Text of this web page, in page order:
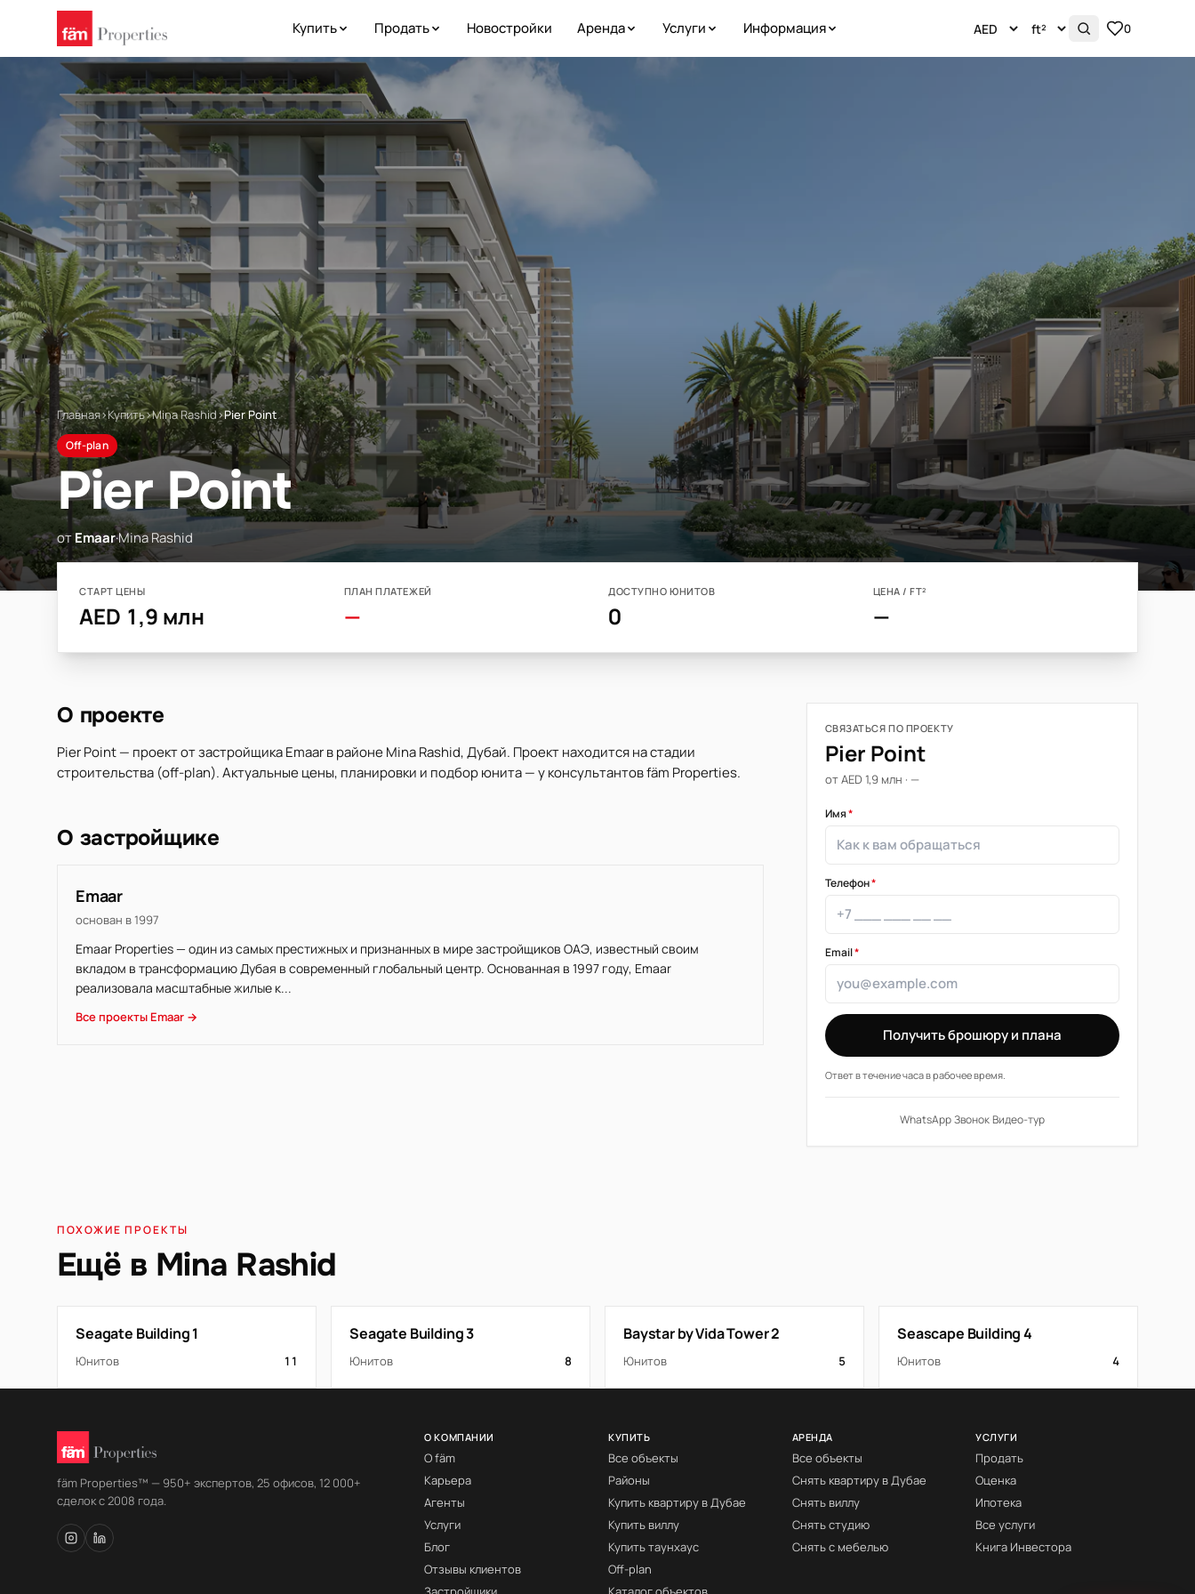
Купить Продать Новостройки Аренда Услуги Информация 0
Главная›Купить›Mina Rashid›Pier Point
Off-plan
Pier Point
отEmaar·Mina Rashid
СТАРТ ЦЕНЫ
AED 1,9 млн
ПЛАН ПЛАТЕЖЕЙ
—
ДОСТУПНО ЮНИТОВ
0
ЦЕНА / FT²
—
О проекте
Pier Point — проект от застройщика Emaar в районе Mina Rashid, Дубай. Проект находится на стадии
строительства (off-plan). Актуальные цены, планировки и подбор юнита — у консультантов fäm Properties.
О застройщике
Emaar
основан в 1997
Emaar Properties — один из самых престижных и признанных в мире застройщиков ОАЭ, известный своим
вкладом в трансформацию Дубая в современный глобальный центр. Основанная в 1997 году, Emaar
реализовала масштабные жилые к...
Все проекты Emaar →
СВЯЗАТЬСЯ ПО ПРОЕКТУ
Pier Point
от AED 1,9 млн · —
Имя*
Телефон*
Email*
Получить брошюру и плана
Ответ в течение часа в рабочее время.
WhatsApp·Звонок·Видео-тур
ПОХОЖИЕ ПРОЕКТЫ
Ещё в Mina Rashid
Seagate Building 1
Юнитов 11
Seagate Building 3
Юнитов 8
Baystar by Vida Tower 2
Юнитов 5
Seascape Building 4
Юнитов 4
fäm Properties™ — 950+ экспертов, 25 офисов, 12 000+
сделок с 2008 года.
О КОМПАНИИ
О fäm
Карьера
Агенты
Услуги
Блог
Отзывы клиентов
КУПИТЬ
Все объекты
Районы
Купить квартиру в Дубае
Купить виллу
Купить таунхаус
Off-plan
АРЕНДА
Все объекты
Снять квартиру в Дубае
Снять виллу
Снять студию
Снять с мебелью
УСЛУГИ
Продать
Оценка
Ипотека
Все услуги
Книга Инвестора